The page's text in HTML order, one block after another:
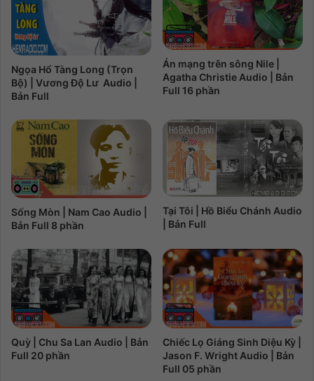
Ngọa Hổ Tàng Long (Trọn
Bộ) | Vương Độ Lư Audio |
Bản Full
Án mạng trên sông Nile |
Agatha Christie Audio | Bản
Full 16 phần
Sống Mòn | Nam Cao Audio |
Bản Full 8 phần
Tại Tôi | Hồ Biểu Chánh Audio
| Bản Full
Quỳ | Chu Sa Lan Audio | Bản
Full 20 phần
Chiếc Lọ Giáng Sinh Diệu Kỳ |
Jason F. Wright Audio | Bản
Full 05 phần